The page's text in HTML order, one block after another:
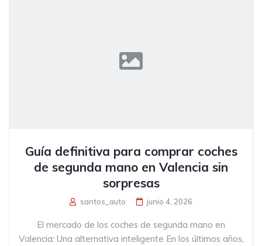
Guía definitiva para comprar coches
de segunda mano en Valencia sin
sorpresas
santos_auto junio 4, 2026
El mercado de los coches de segunda mano en
Valencia: Una alternativa inteligente En los últimos años,